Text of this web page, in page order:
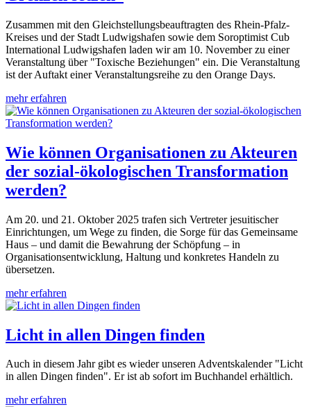
Zusammen mit den Gleichstellungsbeauftragten des Rhein-Pfalz-
Kreises und der Stadt Ludwigshafen sowie dem Soroptimist Cub
International Ludwigshafen laden wir am 10. November zu einer
Veranstaltung über "Toxische Beziehungen" ein. Die Veranstaltung
ist der Auftakt einer Veranstaltungsreihe zu den Orange Days.
mehr erfahren
Wie können Organisationen zu Akteuren
der sozial-ökologischen Transformation
werden?
Am 20. und 21. Oktober 2025 trafen sich Vertreter jesuitischer
Einrichtungen, um Wege zu finden, die Sorge für das Gemeinsame
Haus – und damit die Bewahrung der Schöpfung – in
Organisationsentwicklung, Haltung und konkretes Handeln zu
übersetzen.
mehr erfahren
Licht in allen Dingen finden
Auch in diesem Jahr gibt es wieder unseren Adventskalender "Licht
in allen Dingen finden". Er ist ab sofort im Buchhandel erhältlich.
mehr erfahren